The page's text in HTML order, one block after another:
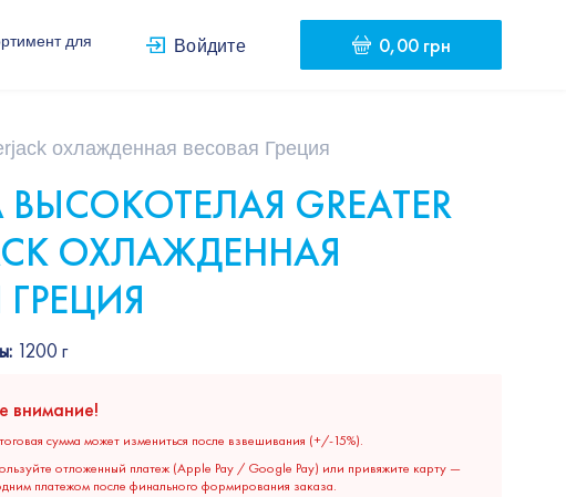
для Войдите 0,00 грн
охлажденная весовая Греция
GREATER
ОХЛАЖДЕННАЯ
1200 г
сумма может измениться после взвешивания (+/-15%).
отложенный платеж (Apple Pay / Google Pay) или привяжите карту —
платежом после финального формирования заказа.